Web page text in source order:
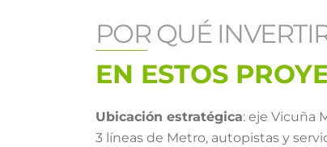
POR QUÉ
EN ESTOS
Ubicación estratégica: eje Vicuña
3 líneas de Metro, autopistas y